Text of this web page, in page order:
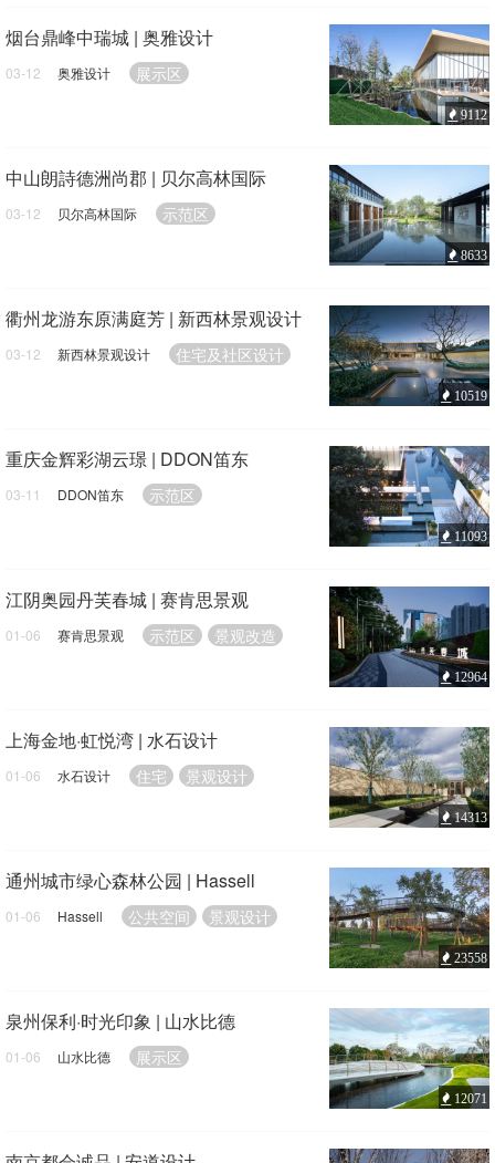
烟台鼎峰中瑞城 | 奥雅设计
03-12 奥雅设计 展示区
9112
中山朗詩德洲尚郡 | 贝尔高林国际
03-12 贝尔高林国际 示范区
8633
衢州龙游东原满庭芳 | 新西林景观设计
03-12 新西林景观设计 住宅及社区设计
10519
重庆金辉彩湖云璟 | DDON笛东
03-11 DDON笛东 示范区
11093
江阴奥园丹芙春城 | 赛肯思景观
01-06 赛肯思景观 示范区 景观改造
12964
上海金地·虹悦湾 | 水石设计
01-06 水石设计 住宅 景观设计
14313
通州城市绿心森林公园 | Hassell
01-06 Hassell 公共空间 景观设计
23558
泉州保利·时光印象 | 山水比德
01-06 山水比德 展示区
12071